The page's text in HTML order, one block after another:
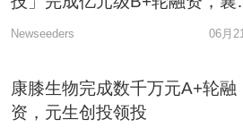
资本领投
Newseeders 06月
康膝生物完成数千万元A+轮融
资，元生创投领投